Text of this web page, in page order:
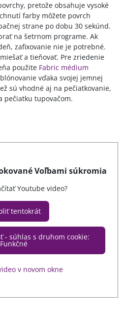
pretože obsahuje vysoké
farby môžete povrch
strane po dobu 30 sekúnd.
na šetrnom programe. Ak
zafixovanie nie je potrebné.
a tieňovať. Pre zriedenie
použite Fabric médium
vďaka svojej jemnej
sú vhodné aj na pečiatkovanie,
pečiatku tupovačom.
Voľbami súkromia
Youtube video?
tentokrát
- súhlas s druhom cookie:
Funkčné
v novom okne